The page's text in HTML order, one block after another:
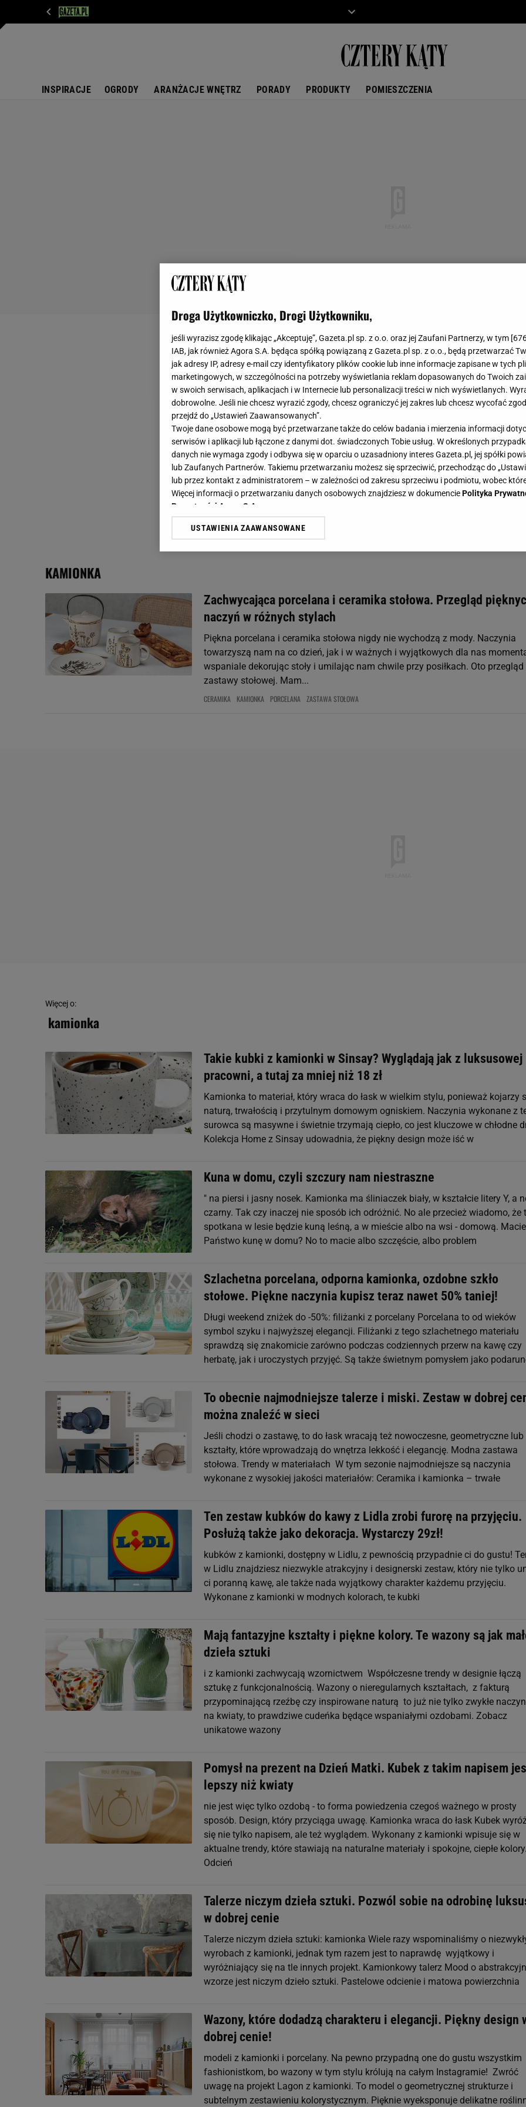
INSPIRACJE OGRODY ARANŻACJE WNĘTRZ PORADY PRODUKTY POMIESZCZENIA
KAMIONKA
Zachwycająca porcelana i ceramika stołowa. Przegląd
naczyń w różnych stylach
Piękna porcelana i ceramika stołowa nigdy nie wychodzą z mody. Naczynia
towarzyszą nam na co dzień, jak i w ważnych i wyjątkowych dla nas
wspaniale dekorując stoły i umilając nam chwile przy posiłkach. Oto przegląd
zastawy stołowej. Mam...
CERAMIKA KAMIONKA PORCELANA ZASTAWA STOŁOWA
Więcej o:
kamionka
Takie kubki z kamionki w Sinsay? Wyglądają jak z luksusowej
pracowni, a tutaj za mniej niż 18 zł
Kamionka to materiał, który wraca do łask w wielkim stylu, ponieważ kojarzy
naturą, trwałością i przytulnym domowym ogniskiem. Naczynia wykonane z
surowca są masywne i świetnie trzymają ciepło, co jest kluczowe w chłodne
Kolekcja Home z Sinsay udowadnia, że piękny design może iść w
Kuna w domu, czyli szczury nam niestraszne
" na piersi i jasny nosek. Kamionka ma śliniaczek biały, w kształcie litery Y, a
czarny. Tak czy inaczej nie sposób ich odróżnić. No ale przecież wiadomo, że
spotkana w lesie będzie kuną leśną, a w mieście albo na wsi - domową. Macie
Państwo kunę w domu? No to macie albo szczęście, albo problem
Szlachetna porcelana, odporna kamionka, ozdobne szkło
stołowe. Piękne naczynia kupisz teraz nawet 50% taniej!
Długi weekend zniżek do -50%: filiżanki z porcelany Porcelana to od wieków
symbol szyku i najwyższej elegancji. Filiżanki z tego szlachetnego materiału
sprawdzą się znakomicie zarówno podczas codziennych przerw na kawę czy
herbatę, jak i uroczystych przyjęć. Są także świetnym pomysłem jako
To obecnie najmodniejsze talerze i miski. Zestaw w dobrej
można znaleźć w sieci
Jeśli chodzi o zastawę, to do łask wracają też nowoczesne, geometryczne lub
kształty, które wprowadzają do wnętrza lekkość i elegancję. Modna zastawa
stołowa. Trendy w materiałach W tym sezonie najmodniejsze są naczynia
wykonane z wysokiej jakości materiałów: Ceramika i kamionka – trwałe
Ten zestaw kubków do kawy z Lidla zrobi furorę na przyjęciu.
Posłużą także jako dekoracja. Wystarczy 29zł!
kubków z kamionki, dostępny w Lidlu, z pewnością przypadnie ci do gustu!
w Lidlu znajdziesz niezwykle atrakcyjny i designerski zestaw, który nie tylko
ci poranną kawę, ale także nada wyjątkowy charakter każdemu przyjęciu.
Wykonane z kamionki w modnych kolorach, te kubki
Mają fantazyjne kształty i piękne kolory. Te wazony są jak
dzieła sztuki
i z kamionki zachwycają wzornictwem Współczesne trendy w designie łączą
sztukę z funkcjonalnością. Wazony o nieregularnych kształtach, z fakturą
przypominającą rzeźbę czy inspirowane naturą to już nie tylko zwykłe
na kwiaty, to prawdziwe cudeńka będące wspaniałymi ozdobami. Zobacz
unikatowe wazony
Pomysł na prezent na Dzień Matki. Kubek z takim napisem
lepszy niż kwiaty
nie jest więc tylko ozdobą - to forma powiedzenia czegoś ważnego w prosty
sposób. Design, który przyciąga uwagę. Kamionka wraca do łask Kubek
się nie tylko napisem, ale też wyglądem. Wykonany z kamionki wpisuje się w
aktualne trendy, które stawiają na naturalne materiały i spokojne, ciepłe kolory.
Odcień
Talerze niczym dzieła sztuki. Pozwól sobie na odrobinę
w dobrej cenie
Talerze niczym dzieła sztuki: kamionka Wiele razy wspominaliśmy o
wyrobach z kamionki, jednak tym razem jest to naprawdę wyjątkowy i
wyróżniający się na tle innych projekt. Kamionkowy talerz Mood o
wzorze jest niczym dzieło sztuki. Pastelowe odcienie i matowa powierzchnia
Wazony, które dodadzą charakteru i elegancji. Piękny design
dobrej cenie!
modeli z kamionki i porcelany. Na pewno przypadną one do gustu wszystkim
fashionistkom, bo wazony w tym stylu królują na całym Instagramie! Zwróć
uwagę na projekt Lagon z kamionki. To model o geometrycznej strukturze i
subtelnym zestawieniu kolorystycznym. Pięknie wyeksponuje delikatne
Droga Użytkowniczko, Drogi Użytkowniku,
jeśli wyrazisz zgodę klikając „Akceptuję”, Gazeta.pl sp. z o.o. oraz jej Zaufani Partnerzy, w tym [
IAB, jak również Agora S.A. będąca spółką powiązaną z Gazeta.pl sp. z o.o., będą przetwarzać
jak adresy IP, adresy e-mail czy identyfikatory plików cookie lub inne informacje zapisane w tych
marketingowych, w szczególności na potrzeby wyświetlania reklam dopasowanych do Twoich
w swoich serwisach, aplikacjach i w Internecie lub personalizacji treści w nich wyświetlanych.
dobrowolne. Jeśli nie chcesz wyrazić zgody, chcesz ograniczyć jej zakres lub chcesz wycofać
przejdź do „Ustawień Zaawansowanych”.
Twoje dane osobowe mogą być przetwarzane także do celów badania i mierzenia informacji
serwisów i aplikacji lub łączone z danymi dot. świadczonych Tobie usług. W określonych
danych nie wymaga zgody i odbywa się w oparciu o uzasadniony interes Gazeta.pl, jej spółki
lub Zaufanych Partnerów. Takiemu przetwarzaniu możesz się sprzeciwić, przechodząc do
lub przez kontakt z administratorem – w zależności od zakresu sprzeciwu i podmiotu, wobec
Więcej informacji o przetwarzaniu danych osobowych znajdziesz w dokumenciePolityka
Prywatności Agora S.A.
Klikając „Akceptuję” wyrażasz też zgodę na zainstalowanie i przechowywanie plików cookie
My, nasi Zaufani Partnerzy i Agora S.A. możemy przetwarzać dane osobowe w następujących
Użycie dokładnych danych geolokalizacyjnych. Aktywne skanowanie charakterystyki urządzenia
Przechowywanie informacji na urządzeniu lub dostęp do nich. Spersonalizowane reklamy i treści,
badnie odbiorców i ulepszanie usług.
Lista Zaufanych Partnerów
USTAWIENIA ZAAWANSOWANE